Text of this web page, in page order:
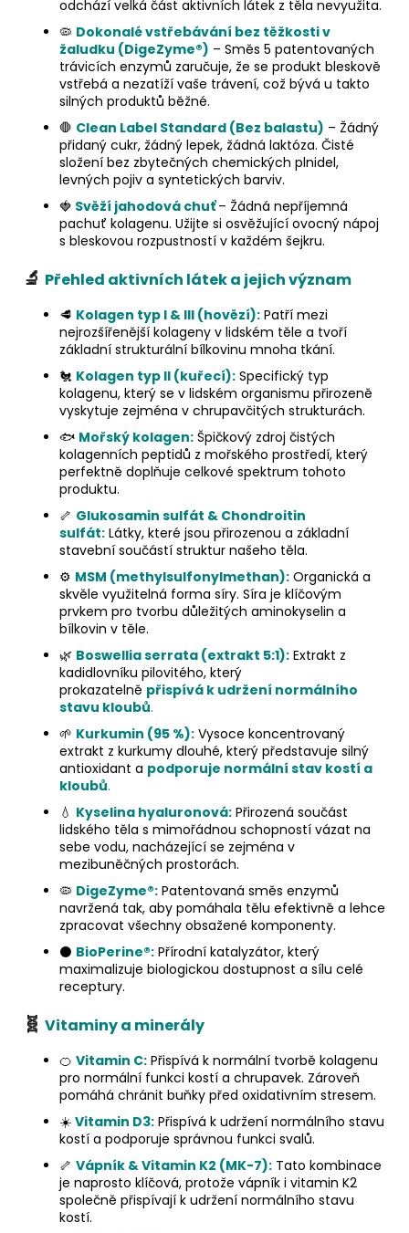
odchází velká část aktivních látek z těla nevyužita.
🦠 Dokonalé vstřebávání bez těžkosti v
žaludku (DigeZyme®) – Směs 5 patentovaných
trávicích enzymů zaručuje, že se produkt bleskově
vstřebá a nezatíží vaše trávení, což bývá u takto
silných produktů běžné.
🛑 Clean Label Standard (Bez balastu) – Žádný
přidaný cukr, žádný lepek, žádná laktóza. Čisté
složení bez zbytečných chemických plnidel,
levných pojiv a syntetických barviv.
🍓 Svěží jahodová chuť– Žádná nepříjemná
pachuť kolagenu. Užijte si osvěžující ovocný nápoj
s bleskovou rozpustností v každém šejkru.
🔬 Přehled aktivních látek a jejich význam
🥩 Kolagen typ I & III (hovězí): Patří mezi
nejrozšířenější kolageny v lidském těle a tvoří
základní strukturální bílkovinu mnoha tkání.
🐔 Kolagen typ II (kuřecí): Specifický typ
kolagenu, který se v lidském organismu přirozeně
vyskytuje zejména v chrupavčitých strukturách.
🐟 Mořský kolagen: Špičkový zdroj čistých
kolagenních peptidů z mořského prostředí, který
perfektně doplňuje celkové spektrum tohoto
produktu.
🦴 Glukosamin sulfát & Chondroitin
sulfát: Látky, které jsou přirozenou a základní
stavební součástí struktur našeho těla.
⚙️ MSM (methylsulfonylmethan): Organická a
skvěle využitelná forma síry. Síra je klíčovým
prvkem pro tvorbu důležitých aminokyselin a
bílkovin v těle.
🌿 Boswellia serrata (extrakt 5:1): Extrakt z
kadidlovníku pilovitého, který
prokazatelně přispívá k udržení normálního
stavu kloubů.
🌱 Kurkumin (95 %): Vysoce koncentrovaný
extrakt z kurkumy dlouhé, který představuje silný
antioxidant a podporuje normální stav kostí a
kloubů.
💧 Kyselina hyaluronová: Přirozená součást
lidského těla s mimořádnou schopností vázat na
sebe vodu, nacházející se zejména v
mezibuněčných prostorách.
🦠 DigeZyme®: Patentovaná směs enzymů
navržená tak, aby pomáhala tělu efektivně a lehce
zpracovat všechny obsažené komponenty.
⚫ BioPerine®: Přírodní katalyzátor, který
maximalizuje biologickou dostupnost a sílu celé
receptury.
🧬 Vitaminy a minerály
🍊 Vitamin C: Přispívá k normální tvorbě kolagenu
pro normální funkci kostí a chrupavek. Zároveň
pomáhá chránit buňky před oxidativním stresem.
☀️ Vitamin D3: Přispívá k udržení normálního stavu
kostí a podporuje správnou funkci svalů.
🦴 Vápník & Vitamin K2 (MK-7): Tato kombinace
je naprosto klíčová, protože vápník i vitamin K2
společně přispívají k udržení normálního stavu
kostí.